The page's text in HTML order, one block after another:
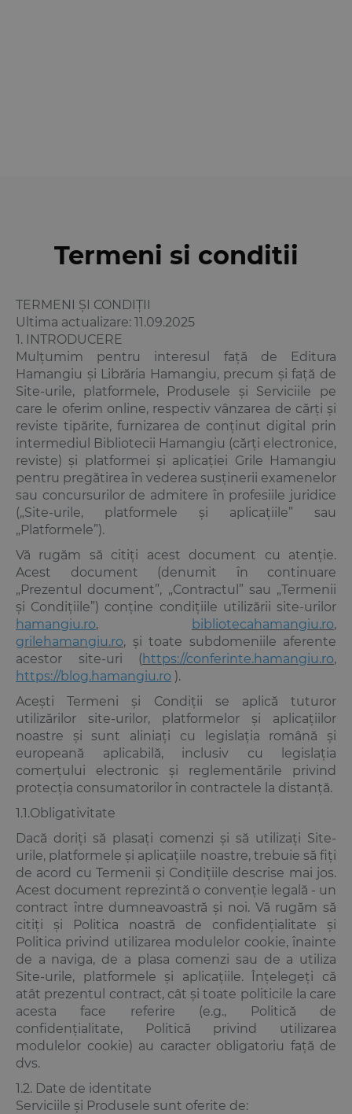
Termeni si conditii
TERMENI ȘI CONDIȚII
Ultima actualizare: 11.09.2025
1. INTRODUCERE
Mulțumim pentru interesul față de Editura
Hamangiu și Librăria Hamangiu, precum și față de
Site-urile, platformele, Produsele și Serviciile pe
care le oferim online, respectiv vânzarea de cărți și
reviste tipărite, furnizarea de conținut digital prin
intermediul Bibliotecii Hamangiu (cărți electronice,
reviste) și platformei și aplicației Grile Hamangiu
pentru pregătirea în vederea susținerii examenelor
sau concursurilor de admitere în profesiile juridice
(„Site-urile, platformele și aplicațiile” sau
„Platformele”).
Vă rugăm să citiți acest document cu atenție.
Acest document (denumit în continuare
„Prezentul document”, „Contractul” sau „Termenii
și Condițiile”) conține condițiile utilizării site-urilor
hamangiu.ro, bibliotecahamangiu.ro,
grilehamangiu.ro, și toate subdomeniile aferente
acestor site-uri (https://conferinte.hamangiu.ro,
https://blog.hamangiu.ro ).
Acești Termeni și Condiții se aplică tuturor
utilizărilor site-urilor, platformelor și aplicațiilor
noastre și sunt aliniați cu legislația română și
europeană aplicabilă, inclusiv cu legislația
comerțului electronic și reglementările privind
protecția consumatorilor în contractele la distanță.
1.1.Obligativitate
Dacă doriți să plasați comenzi și să utilizați Site-
urile, platformele și aplicațiile noastre, trebuie să fiți
de acord cu Termenii și Condițiile descrise mai jos.
Acest document reprezintă o convenție legală - un
contract între dumneavoastră și noi. Vă rugăm să
citiți și Politica noastră de confidențialitate și
Politica privind utilizarea modulelor cookie, înainte
de a naviga, de a plasa comenzi sau de a utiliza
Site-urile, platformele și aplicațiile. Înțelegeți că
atât prezentul contract, cât și toate politicile la care
acesta face referire (e.g., Politică de
confidențialitate, Politică privind utilizarea
modulelor cookie) au caracter obligatoriu față de
dvs.
1.2. Date de identitate
Serviciile și Produsele sunt oferite de: